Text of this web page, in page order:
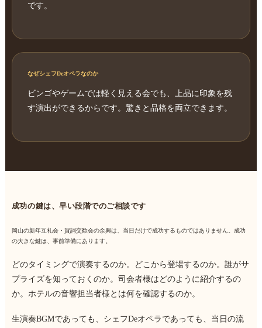
です。
なぜシェフDeオペラなのか
ビンゴやゲームでは軽く見える会でも、上品に印象を残
す演出ができるからです。驚きと品格を両立できます。
成功の鍵は、早い段階でのご相談です
岡山の新年互礼会・賀詞交歓会の余興は、当日だけで成功するものではありません。成功
の大きな鍵は、事前準備にあります。
どのタイミングで演奏するのか。どこから登場するのか。誰がサ
プライズを知っておくのか。司会者様はどのように紹介するの
か。ホテルの音響担当者様とは何を確認するのか。
生演奏BGMであっても、シェフDeオペラであっても、当日の流